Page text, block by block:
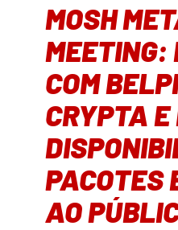
MOSH
COM
CRYPTA
PACOTES
AO